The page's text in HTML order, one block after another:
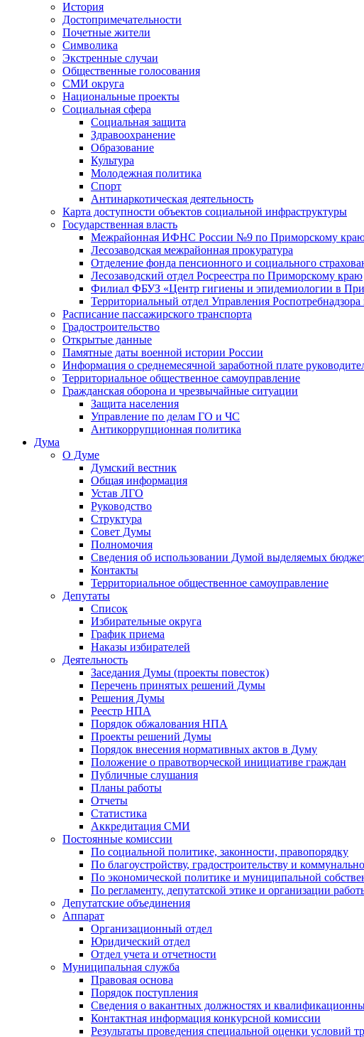
История
Достопримечательности
Почетные жители
Символика
Экстренные случаи
Общественные голосования
СМИ округа
Национальные проекты
Социальная сфера
Социальная защита
Здравоохранение
Образование
Культура
Молодежная политика
Спорт
Антинаркотическая деятельность
Карта доступности объектов социальной инфраструктуры
Государственная власть
Межрайонная ИФНС России №9 по Приморскому
Лесозаводская межрайонная прокуратура
Отделение фонда пенсионного и социального
Лесозаводский отдел Росреестра по Приморскому краю
Филиал ФБУЗ «Центр гигиены и эпидемиологии в
Территориальный отдел Управления
Расписание пассажирского транспорта
Градостроительство
Открытые данные
Памятные даты военной истории России
Информация о среднемесячной заработной плате
Территориальное общественное самоуправление
Гражданская оборона и чрезвычайные ситуации
Защита населения
Управление по делам ГО и ЧС
Антикоррупционная политика
Дума
О Думе
Думский вестник
Общая информация
Устав ЛГО
Руководство
Структура
Совет Думы
Полномочия
Сведения об использовании Думой выделяемых
Контакты
Территориальное общественное самоуправление
Депутаты
Список
Избирательные округа
График приема
Наказы избирателей
Деятельность
Заседания Думы (проекты повесток)
Перечень принятых решений Думы
Решения Думы
Реестр НПА
Порядок обжалования НПА
Проекты решений Думы
Порядок внесения нормативных актов в Думу
Положение о правотворческой инициативе граждан
Публичные слушания
Планы работы
Отчеты
Статистика
Аккредитация СМИ
Постоянные комиссии
По социальной политике, законности, правопорядку
По благоустройству, градостроительству и
По экономической политике и муниципальной
По регламенту, депутатской этике и организации
Депутатские объединения
Аппарат
Организационный отдел
Юридический отдел
Отдел учета и отчетности
Муниципальная служба
Правовая основа
Порядок поступления
Сведения о вакантных должностях и
Контактная информация конкурсной комиссии
Результаты проведения специальной оценки условий